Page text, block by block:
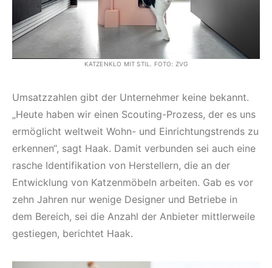
KATZENKLO MIT STIL. FOTO: ZVG
Umsatzzahlen gibt der Unternehmer keine bekannt.
„Heute haben wir einen Scouting-Prozess, der es uns
ermöglicht weltweit Wohn- und Einrichtungstrends zu
erkennen“, sagt Haak. Damit verbunden sei auch eine
rasche Identifikation von Herstellern, die an der
Entwicklung von Katzenmöbeln arbeiten. Gab es vor
zehn Jahren nur wenige Designer und Betriebe in
dem Bereich, sei die Anzahl der Anbieter mittlerweile
gestiegen, berichtet Haak.